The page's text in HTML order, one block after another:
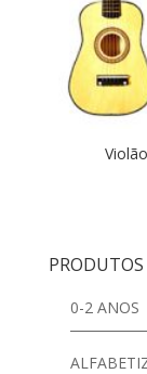
PRODUTOS
0-2 ANOS